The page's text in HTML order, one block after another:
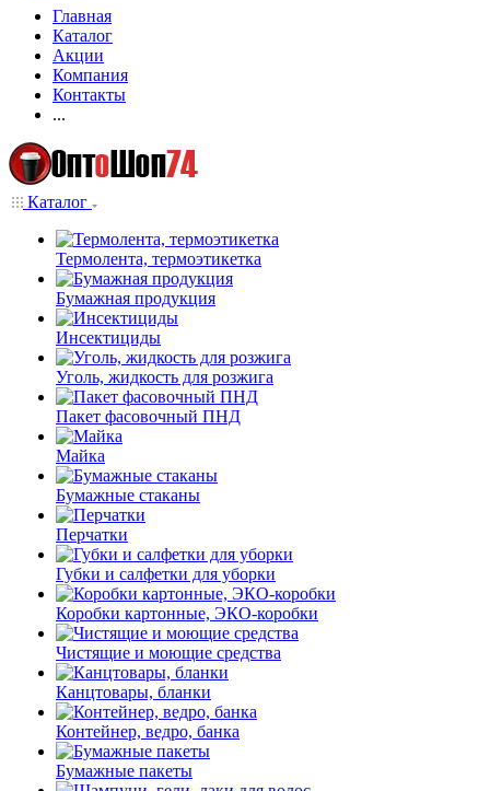
Главная
Каталог
Акции
Компания
Контакты
...
Каталог
Термолента, термоэтикетка
Бумажная продукция
Инсектициды
Уголь, жидкость для розжига
Пакет фасовочный ПНД
Майка
Бумажные стаканы
Перчатки
Губки и салфетки для уборки
Коробки картонные, ЭКО-коробки
Чистящие и моющие средства
Канцтовары, бланки
Контейнер, ведро, банка
Бумажные пакеты